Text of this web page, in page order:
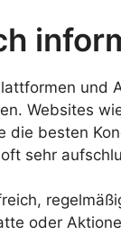
und
Websites
die besten
sehr
oder